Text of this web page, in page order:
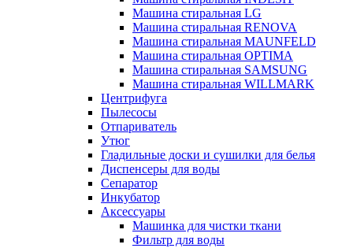
Машина стиральная LG
Машина стиральная RENOVA
Машина стиральная MAUNFELD
Машина стиральная OPTIMA
Машина стиральная SAMSUNG
Машина стиральная WILLMARK
Центрифуга
Пылесосы
Отпариватель
Утюг
Гладильные доски и сушилки для белья
Диспенсеры для воды
Сепаратор
Инкубатор
Аксессуары
Машинка для чистки ткани
Фильтр для воды